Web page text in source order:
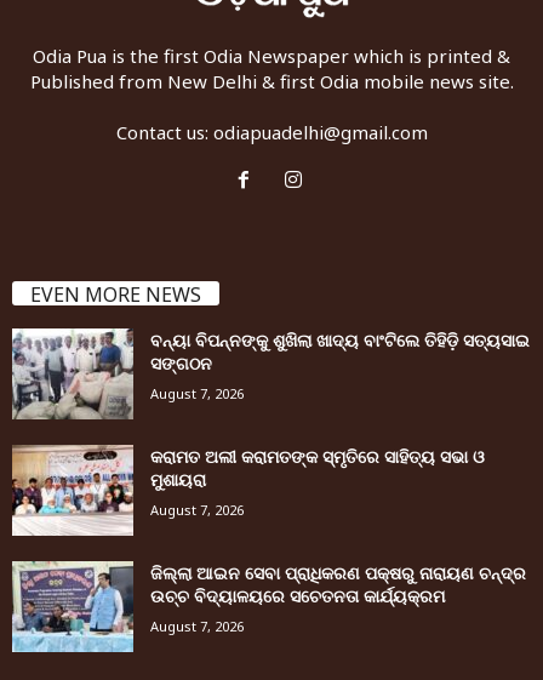
Odia Pua is the first Odia Newspaper which is printed &
Published from New Delhi & first Odia mobile news site.
Contact us: odiapuadelhi@gmail.com
EVEN MORE NEWS
ବନ୍ୟା ବିପନ୍ନଙ୍କୁ ଶୁଖିଲା ଖାଦ୍ୟ ବାଂଟିଲେ ତିହିଡି଼ ସତ୍ୟସାଇ
ସଙ୍ଗଠନ
August 7, 2026
କରାମତ ଅଲୀ କରାମତଙ୍କ ସ୍ମୃତିରେ ସାହିତ୍ୟ ସଭା ଓ
ମୁଶାୟରା
August 7, 2026
ଜିଲ୍ଲା ଆଇନ ସେବା ପ୍ରାଧିକରଣ ପକ୍ଷରୁ ନାରାୟଣ ଚନ୍ଦ୍ର
ଉଚ୍ଚ ବିଦ୍ୟାଳୟରେ ସଚେତନତା କାର୍ଯ୍ୟକ୍ରମ
August 7, 2026